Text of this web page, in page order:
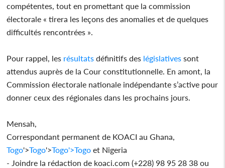
compétentes, tout en promettant que la commission
électorale « tirera les leçons des anomalies et de quelques
difficultés rencontrées ».
Pour rappel, les résultats définitifs des législatives sont
attendus auprès de la Cour constitutionnelle. En amont, la
Commission électorale nationale indépendante s’active pour
donner ceux des régionales dans les prochains jours.
Mensah,
Correspondant permanent de KOACI au Ghana,
Togo'>Togo'>Togo'>Togo et Nigeria
- Joindre la rédaction de koaci.com (+228) 98 95 28 38 ou